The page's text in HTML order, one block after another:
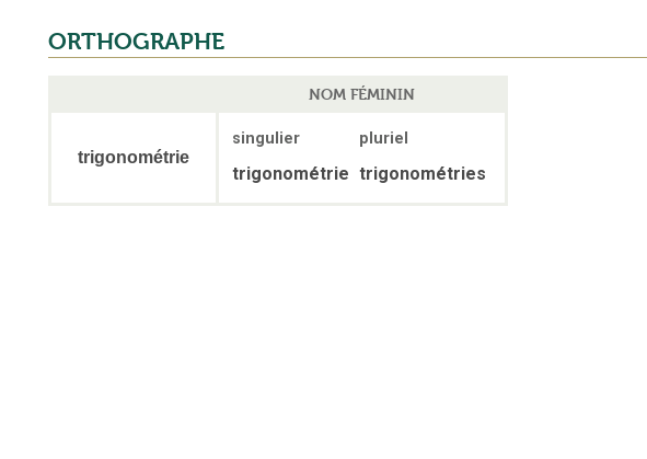
ORTHOGRAPHE
NOM FÉMININ
trigonométrie
singulier pluriel
trigonométrie trigonométries